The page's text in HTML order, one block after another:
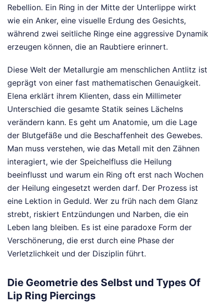
Rebellion. Ein Ring in der Mitte der Unterlippe wirkt
wie ein Anker, eine visuelle Erdung des Gesichts,
während zwei seitliche Ringe eine aggressive Dynamik
erzeugen können, die an Raubtiere erinnert.
Diese Welt der Metallurgie am menschlichen Antlitz ist
geprägt von einer fast mathematischen Genauigkeit.
Elena erklärt ihrem Klienten, dass ein Millimeter
Unterschied die gesamte Statik seines Lächelns
verändern kann. Es geht um Anatomie, um die Lage
der Blutgefäße und die Beschaffenheit des Gewebes.
Man muss verstehen, wie das Metall mit den Zähnen
interagiert, wie der Speichelfluss die Heilung
beeinflusst und warum ein Ring oft erst nach Wochen
der Heilung eingesetzt werden darf. Der Prozess ist
eine Lektion in Geduld. Wer zu früh nach dem Glanz
strebt, riskiert Entzündungen und Narben, die ein
Leben lang bleiben. Es ist eine paradoxe Form der
Verschönerung, die erst durch eine Phase der
Verletzlichkeit und der Disziplin führt.
Die Geometrie des Selbst und Types Of
Lip Ring Piercings